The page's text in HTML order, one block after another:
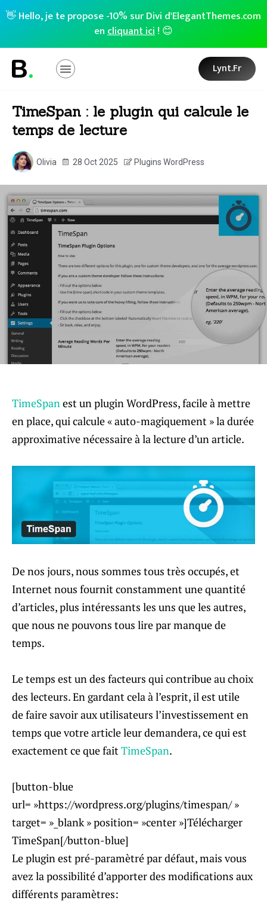
👋 Hello, je te propose -10% sur Divi d'ElegantThemes.com
encliquant ici! 😊
Lynt.fr
TimeSpan : le plugin qui calcule le
temps de lecture
Olivia 28 Oct 2025 Plugins WordPress
TimeSpanest un plugin WordPress, facile à mettre
en place, qui calcule « auto-magiquement » la durée
approximative nécessaire à la lecture d’un article.
De nos jours, nous sommes tous très occupés, et
Internet nous fournit constamment une quantité
d’articles, plus intéressants les uns que les autres,
que nous ne pouvons tous lire par manque de
temps.
Le temps est un des facteurs qui contribue au choix
des lecteurs. En gardant cela à l’esprit, il est utile
de faire savoir aux utilisateurs l’investissement en
temps que votre article leur demandera, ce qui est
exactement ce que faitTimeSpan.
[button-blue
url= »https://wordpress.org/plugins/timespan/ »
target= »_blank » position= »center »]Télécharger
TimeSpan[/button-blue]
Le plugin est pré-paramètré par défaut, mais vous
avez la possibilité d’apporter des modifications aux
différents paramètres: